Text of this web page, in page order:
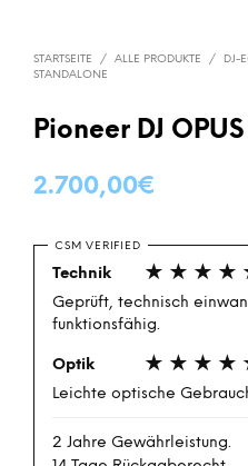
STARTSEITE / ALLE PRODUKTE / DJ-
STANDALONE
Pioneer DJ
2.700,00€
CSM VERIFIED
Technik
Geprüft, technisch
funktionsfähig.
Optik
Leichte optische
2 Jahre Gewährleistung.